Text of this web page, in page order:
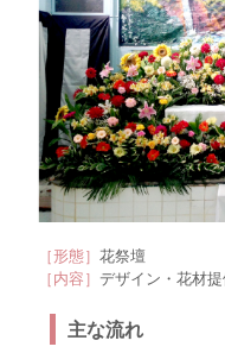
［形態］花祭壇
［内容］デザイン・花材
主な流れ